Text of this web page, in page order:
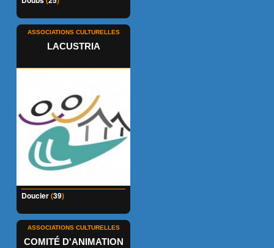
ASSOCIATIONS CULTURELLES
LACUSTRIA
Doucier(39)
ASSOCIATIONS CULTURELLES
COMITÉ D'ANIMATION